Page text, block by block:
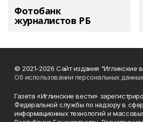
Фотобанк
журналистов РБ
© 2021-2026 Сайт издания "Иглинские
Об использовании персональных данных
Газета «Иглинские вести»
Федеральной службы по надзору в
информационных технологий и